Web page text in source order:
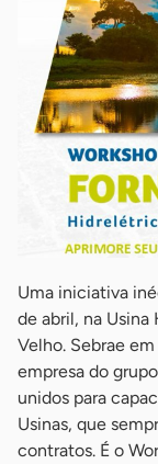
Uma iniciativa
de abril, na
Velho. Sebrae
empresa do
unidos para
Usinas, que
contratos. É o